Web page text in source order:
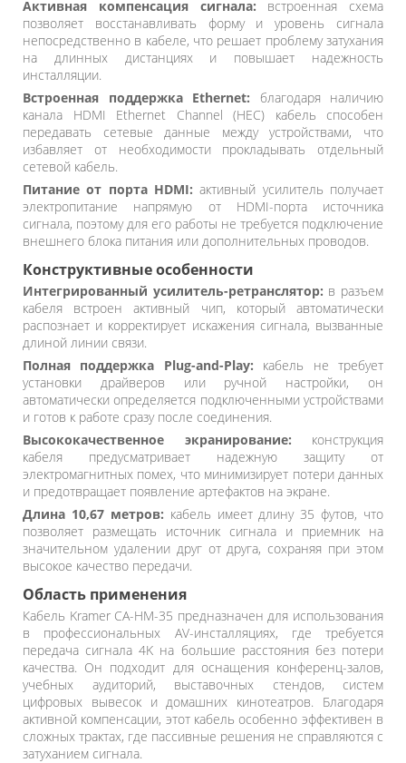
Активная компенсация сигнала: встроенная схема
позволяет восстанавливать форму и уровень сигнала
непосредственно в кабеле, что решает проблему затухания
на длинных дистанциях и повышает надежность
инсталляции.
Встроенная поддержка Ethernet: благодаря наличию
канала HDMI Ethernet Channel (HEC) кабель способен
передавать сетевые данные между устройствами, что
избавляет от необходимости прокладывать отдельный
сетевой кабель.
Питание от порта HDMI: активный усилитель получает
электропитание напрямую от HDMI-порта источника
сигнала, поэтому для его работы не требуется подключение
внешнего блока питания или дополнительных проводов.
Конструктивные особенности
Интегрированный усилитель-ретранслятор: в разъем
кабеля встроен активный чип, который автоматически
распознает и корректирует искажения сигнала, вызванные
длиной линии связи.
Полная поддержка Plug-and-Play: кабель не требует
установки драйверов или ручной настройки, он
автоматически определяется подключенными устройствами
и готов к работе сразу после соединения.
Высококачественное экранирование: конструкция
кабеля предусматривает надежную защиту от
электромагнитных помех, что минимизирует потери данных
и предотвращает появление артефактов на экране.
Длина 10,67 метров: кабель имеет длину 35 футов, что
позволяет размещать источник сигнала и приемник на
значительном удалении друг от друга, сохраняя при этом
высокое качество передачи.
Область применения
Кабель Kramer CA-HM-35 предназначен для использования
в профессиональных AV-инсталляциях, где требуется
передача сигнала 4K на большие расстояния без потери
качества. Он подходит для оснащения конференц-залов,
учебных аудиторий, выставочных стендов, систем
цифровых вывесок и домашних кинотеатров. Благодаря
активной компенсации, этот кабель особенно эффективен в
сложных трактах, где пассивные решения не справляются с
затуханием сигнала.